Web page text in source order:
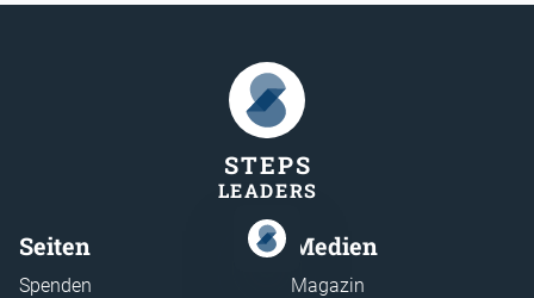
STEPS
LEADERS
Seiten
Spenden
Medien
Magazin